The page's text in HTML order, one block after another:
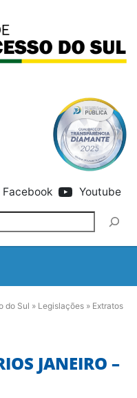
Facebook Youtube
do Sul » Legislações » Extratos
JANEIRO –